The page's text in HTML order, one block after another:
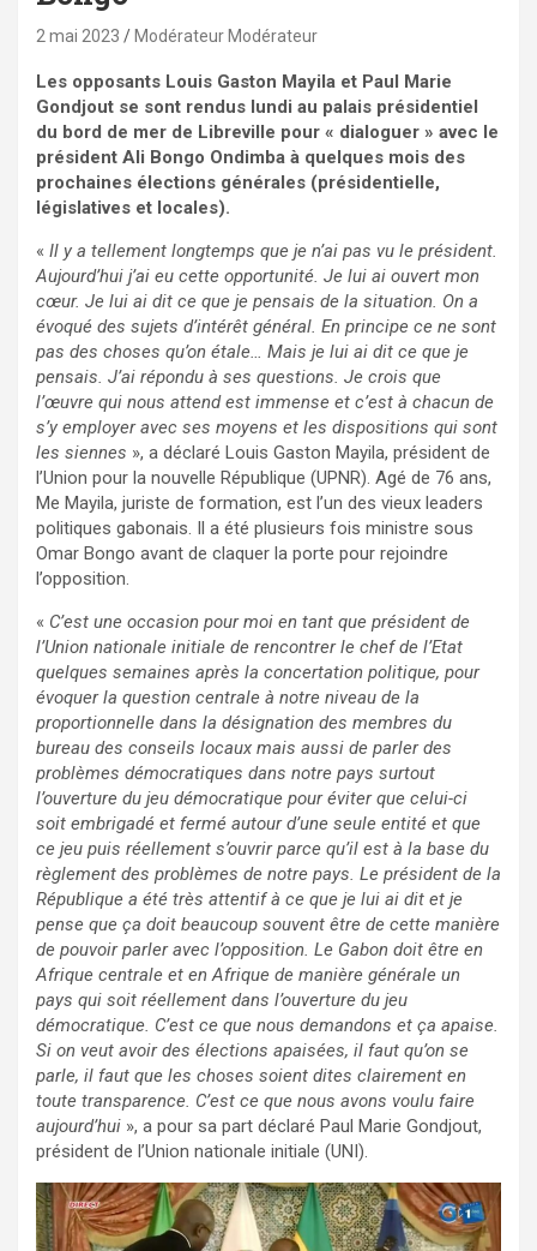
2 mai 2023 Modérateur Modérateur
Les opposants Louis Gaston Mayila et Paul Marie
Gondjout se sont rendus lundi au palais présidentiel
du bord de mer de Libreville pour « dialoguer » avec le
président Ali Bongo Ondimba à quelques mois des
prochaines élections générales (présidentielle,
législatives et locales).
« Il y a tellement longtemps que je n’ai pas vu le président.
Aujourd’hui j’ai eu cette opportunité. Je lui ai ouvert mon
cœur. Je lui ai dit ce que je pensais de la situation. On a
évoqué des sujets d’intérêt général. En principe ce ne sont
pas des choses qu’on étale… Mais je lui ai dit ce que je
pensais. J’ai répondu à ses questions. Je crois que
l’œuvre qui nous attend est immense et c’est à chacun de
s’y employer avec ses moyens et les dispositions qui sont
les siennes », a déclaré Louis Gaston Mayila, président de
l’Union pour la nouvelle République (UPNR). Agé de 76 ans,
Me Mayila, juriste de formation, est l’un des vieux leaders
politiques gabonais. Il a été plusieurs fois ministre sous
Omar Bongo avant de claquer la porte pour rejoindre
l’opposition.
« C’est une occasion pour moi en tant que président de
l’Union nationale initiale de rencontrer le chef de l’Etat
quelques semaines après la concertation politique, pour
évoquer la question centrale à notre niveau de la
proportionnelle dans la désignation des membres du
bureau des conseils locaux mais aussi de parler des
problèmes démocratiques dans notre pays surtout
l’ouverture du jeu démocratique pour éviter que celui-ci
soit embrigadé et fermé autour d’une seule entité et que
ce jeu puis réellement s’ouvrir parce qu’il est à la base du
règlement des problèmes de notre pays. Le président de la
République a été très attentif à ce que je lui ai dit et je
pense que ça doit beaucoup souvent être de cette manière
de pouvoir parler avec l’opposition. Le Gabon doit être en
Afrique centrale et en Afrique de manière générale un
pays qui soit réellement dans l’ouverture du jeu
démocratique. C’est ce que nous demandons et ça apaise.
Si on veut avoir des élections apaisées, il faut qu’on se
parle, il faut que les choses soient dites clairement en
toute transparence. C’est ce que nous avons voulu faire
aujourd’hui », a pour sa part déclaré Paul Marie Gondjout,
président de l’Union nationale initiale (UNI).